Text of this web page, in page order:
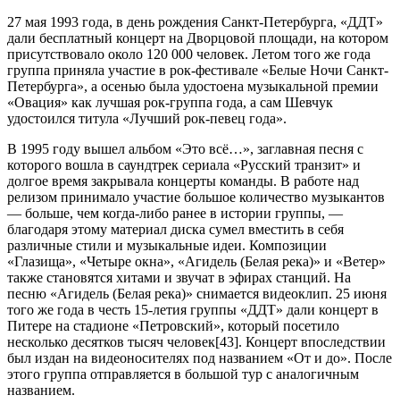
27 мая 1993 года, в день рождения Санкт-Петербурга, «ДДТ»
дали бесплатный концерт на Дворцовой площади, на котором
присутствовало около 120 000 человек. Летом того же года
группа приняла участие в рок-фестивале «Белые Ночи Санкт-
Петербурга», а осенью была удостоена музыкальной премии
«Овация» как лучшая рок-группа года, а сам Шевчук
удостоился титула «Лучший рок-певец года».
В 1995 году вышел альбом «Это всё…», заглавная песня с
которого вошла в саундтрек сериала «Русский транзит» и
долгое время закрывала концерты команды. В работе над
релизом принимало участие большое количество музыкантов
— больше, чем когда-либо ранее в истории группы, —
благодаря этому материал диска сумел вместить в себя
различные стили и музыкальные идеи. Композиции
«Глазища», «Четыре окна», «Агидель (Белая река)» и «Ветер»
также становятся хитами и звучат в эфирах станций. На
песню «Агидель (Белая река)» снимается видеоклип. 25 июня
того же года в честь 15-летия группы «ДДТ» дали концерт в
Питере на стадионе «Петровский», который посетило
несколько десятков тысяч человек[43]. Концерт впоследствии
был издан на видеоносителях под названием «От и до». После
этого группа отправляется в большой тур с аналогичным
названием.